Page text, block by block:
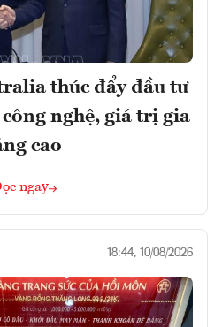
thúc đẩy đầu tư
nghệ, giá trị gia
cao
ngay
18:44, 10/08/2026